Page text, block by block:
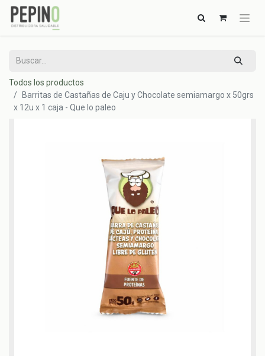
Todos los productos
Barritas de Castañas de Caju y Chocolate semiamargo x 50grs
x 12u x 1 caja - Que lo paleo